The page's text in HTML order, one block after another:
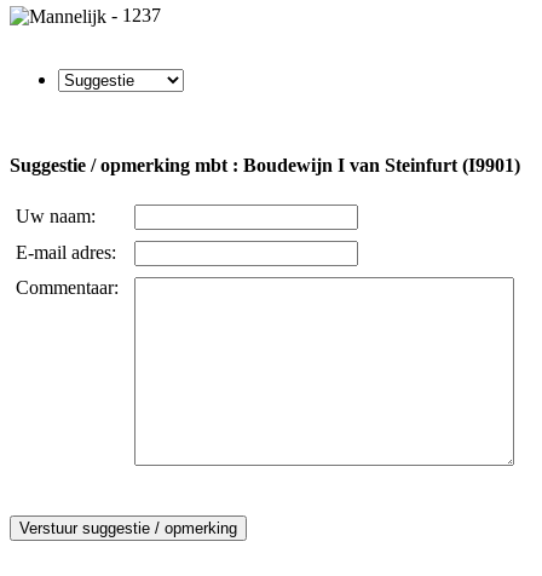
- 1237
Suggestie / opmerking mbt : Boudewijn I van Steinfurt (I9901)
Uw naam:
E-mail adres:
Commentaar: